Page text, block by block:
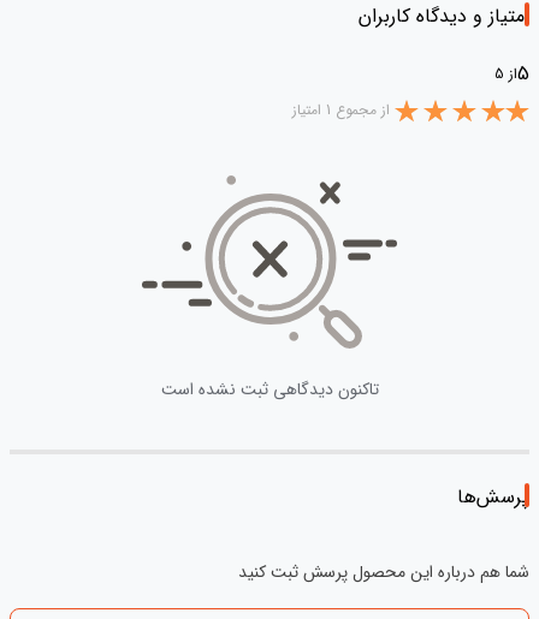
امتیاز و دیدگاه کاربران
5از 5
از مجموع 1 امتیاز
تاکنون دیدگاهی ثبت نشده است
پرسش‌ها
شما هم درباره این محصول پرسش ثبت کنید